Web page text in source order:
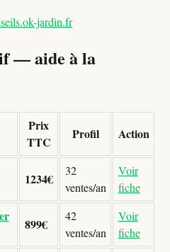
jardin.fr
— aide à la
Prix
TTC
Profil Action
1234€
32
ventes/an
Voir
fiche
899€
42
ventes/an
Voir
fiche